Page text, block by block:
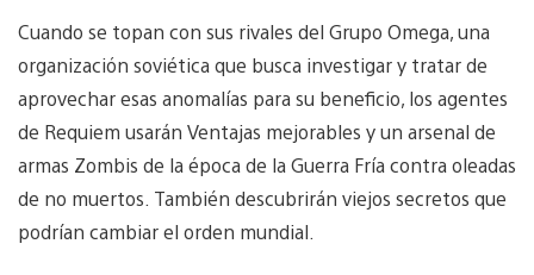
Cuando se topan con sus rivales del Grupo Omega, una
organización soviética que busca investigar y tratar de
aprovechar esas anomalías para su beneficio, los agentes
de Requiem usarán Ventajas mejorables y un arsenal de
armas Zombis de la época de la Guerra Fría contra oleadas
de no muertos. También descubrirán viejos secretos que
podrían cambiar el orden mundial.